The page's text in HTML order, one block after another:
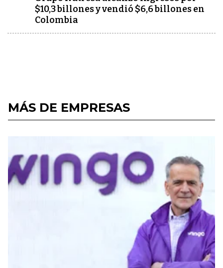
$10,3 billones y vendió $6,6 billones en
Colombia
MÁS DE EMPRESAS